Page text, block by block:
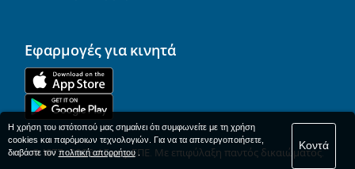
Εφαρμογές για κινητά
© 1977-2026AFerry ΕΠΕ. Με επιφύλαξη παντός δικαιώματος.
Η χρήση του ιστότοπού μας σημαίνει ότι συμφωνείτε με τη χρήση
cookies και παρόμοιων τεχνολογιών. Για να τα απενεργοποιήσετε,
διαβάστε τονπολιτική απορρήτου.
Κοντά